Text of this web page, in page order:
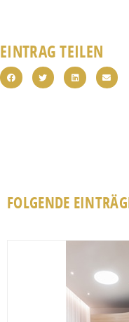
EINTRAG TEILEN
FOLGENDE